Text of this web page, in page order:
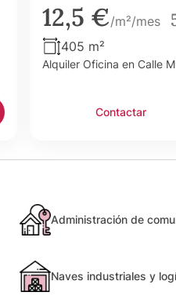
12,5 €/m²/mes
405 m²
Alquiler Oficina en Calle
Contactar
Administración de
Naves industriales y